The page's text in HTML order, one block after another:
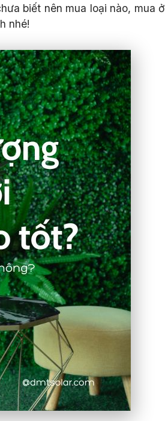
biết nên mua loại nào, mua ở
nhé!